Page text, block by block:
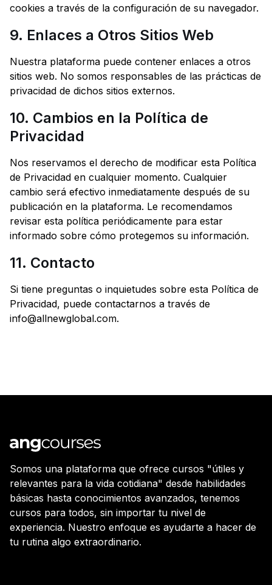
cookies a través de la configuración de su navegador.
9. Enlaces a Otros Sitios Web
Nuestra plataforma puede contener enlaces a otros
sitios web. No somos responsables de las prácticas de
privacidad de dichos sitios externos.
10. Cambios en la Política de
Privacidad
Nos reservamos el derecho de modificar esta Política
de Privacidad en cualquier momento. Cualquier
cambio será efectivo inmediatamente después de su
publicación en la plataforma. Le recomendamos
revisar esta política periódicamente para estar
informado sobre cómo protegemos su información.
11. Contacto
Si tiene preguntas o inquietudes sobre esta Política de
Privacidad, puede contactarnos a través de
info@allnewglobal.com.
Somos una plataforma que ofrece cursos "útiles y
relevantes para la vida cotidiana" desde habilidades
básicas hasta conocimientos avanzados, tenemos
cursos para todos, sin importar tu nivel de
experiencia. Nuestro enfoque es ayudarte a hacer de
tu rutina algo extraordinario.